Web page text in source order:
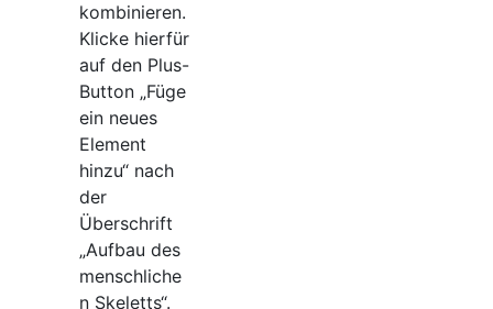
kombinieren.
Klicke hierfür
auf den Plus-
Button „Füge
ein neues
Element
hinzu“ nach
der
Überschrift
„Aufbau des
menschliche
n Skeletts“.